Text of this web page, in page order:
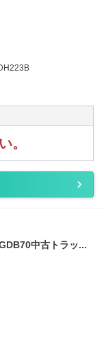
。
中古トラッ...